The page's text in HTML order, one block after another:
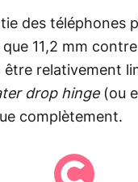
des téléphones
11,2 mm
relativement
drop hinge(ou
complètement.